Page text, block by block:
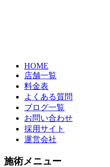
HOME
店舗一覧
料金表
よくある質問
ブログ一覧
お問い合わせ
採用サイト
運営会社
施術メニュー